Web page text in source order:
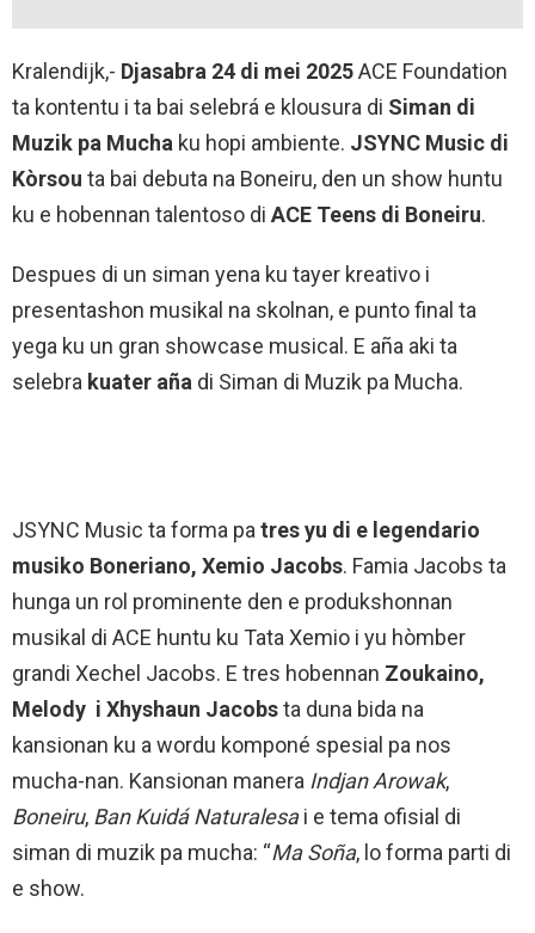
Kralendijk,- Djasabra 24 di mei 2025ACE Foundation
ta kontentu i ta bai selebrá e klousura di Siman di
Muzik pa Mucha ku hopi ambiente. JSYNC Music di
Kòrsou ta bai debuta na Boneiru, den un show huntu
ku e hobennan talentoso di ACE Teens di Boneiru.
Despues di un siman yena ku tayer kreativo i
presentashon musikal na skolnan, e punto final ta
yega ku un gran showcase musical. E aña aki ta
selebra kuater aña di Siman di Muzik pa Mucha.
JSYNC Music ta forma pa tres yu di e legendario
musiko Boneriano, Xemio Jacobs. Famia Jacobs ta
hunga un rol prominente den e produkshonnan
musikal di ACE huntu ku Tata Xemio i yu hòmber
grandi Xechel Jacobs. E tres hobennan Zoukaino,
Melody i Xhyshaun Jacobsta duna bida na
kansionan ku a wordu komponé spesial pa nos
mucha-nan. Kansionan manera Indjan Arowak,
Boneiru, Ban Kuidá Naturalesai e tema ofisial di
siman di muzik pa mucha: “Ma Soña, lo forma parti di
e show.